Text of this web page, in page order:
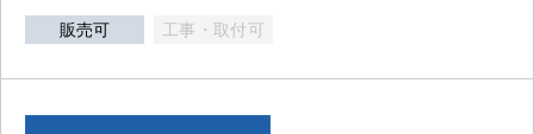
販売可 工事・取付可